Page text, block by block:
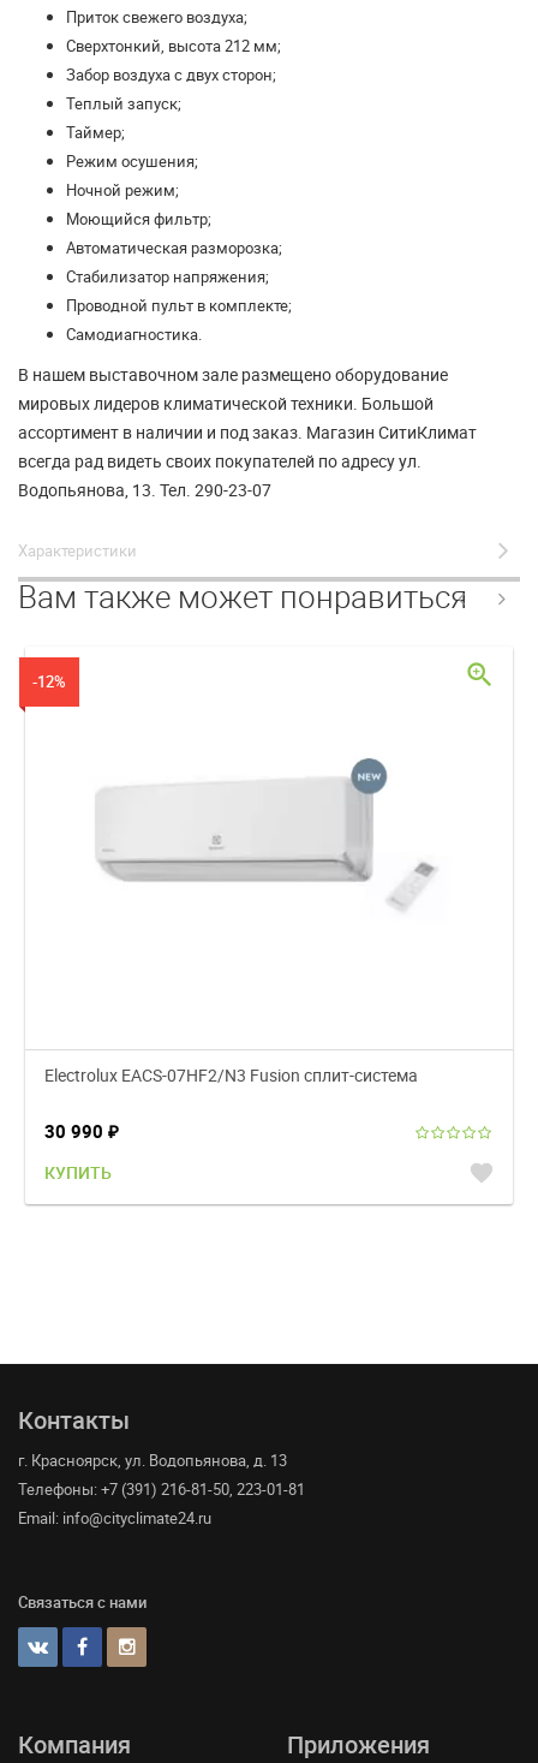
Приток свежего воздуха;
Сверхтонкий, высота 212 мм;
Забор воздуха с двух сторон;
Теплый запуск;
Таймер;
Режим осушения;
Ночной режим;
Моющийся фильтр;
Автоматическая разморозка;
Стабилизатор напряжения;
Проводной пульт в комплекте;
Самодиагностика.
В нашем выставочном зале размещено оборудование
мировых лидеров климатической техники. Большой
ассортимент в наличии и под заказ. Магазин СитиКлимат
всегда рад видеть своих покупателей по адресу ул.
Водопьянова, 13. Тел. 290-23-07
Характеристики
Вам также может понравиться
-12%
Electrolux EACS-07HF2/N3 Fusion сплит-система
30 990 ₽
КУПИТЬ favorite
zoom_in
Контакты
г. Красноярск, ул. Водопьянова, д. 13
Телефоны: +7 (391) 216-81-50, 223-01-81
Email: info@cityclimate24.ru
Связаться с нами
Компания Приложения